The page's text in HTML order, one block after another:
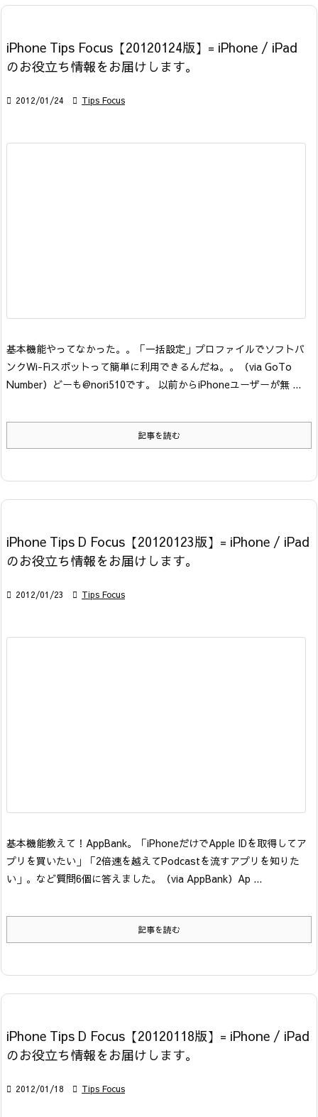
iPhone Tips Focus【20120124版】= iPhone / iPad
のお役立ち情報をお届けします。
 2012/01/24  Tips Focus
基本機能やってなかった。。「一括設定」プロファイルでソフトバ
ンクWi-Fiスポットって簡単に利用できるんだね。。
（via GoTo
Number） どーも@nori510です。 以前からiPhoneユーザーが無 ...
記事を読む
iPhone Tips D Focus【20120123版】= iPhone / iPad
のお役立ち情報をお届けします。
 2012/01/23  Tips Focus
基本機能教えて！AppBank。「iPhoneだけでApple IDを取得してア
プリを買いたい」「2倍速を越えてPodcastを流すアプリを知りた
い」。など質問6個に答えました。
（via AppBank） Ap ...
記事を読む
iPhone Tips D Focus【20120118版】= iPhone / iPad
のお役立ち情報をお届けします。
 2012/01/18  Tips Focus